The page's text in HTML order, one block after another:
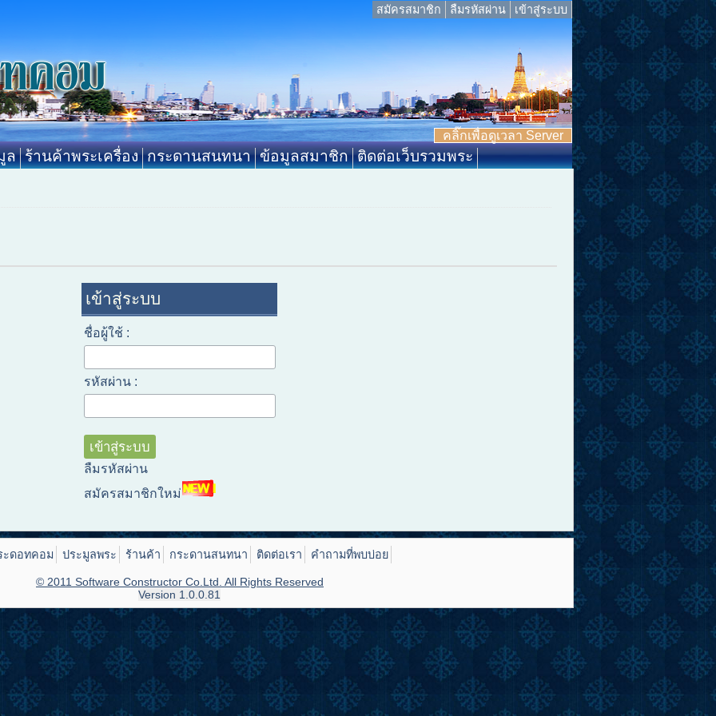
เข้าสู่ระบบ
ลืมรหัสผ่าน
สมัครสมาชิก
คลิ๊กเพื่อดูเวลา Server
ล ร้านค้าพระเครื่อง กระดานสนทนา ข้อมูลสมาชิก ติดต่อเว็บรวมพระ
เข้าสู่ระบบ
ชื่อผู้ใช้ :
รหัสผ่าน :
ลืมรหัสผ่าน
สมัครสมาชิกใหม่
ะดอทคอม ประมูลพระ ร้านค้า กระดานสนทนา ติดต่อเรา คำถามที่พบบ่อย
© 2011 Software Constructor Co.Ltd. All Rights Reserved
Version 1.0.0.81